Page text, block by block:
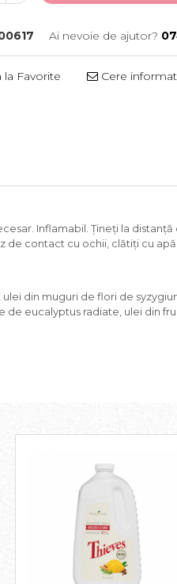
Ai nevoie de ajutor?
la Favorite Cere
Inflamabil. Ţineţi la distanţă
de contact cu ochii, clătiţi cu
din muguri de flori de
de eucalyptus radiate, ulei din